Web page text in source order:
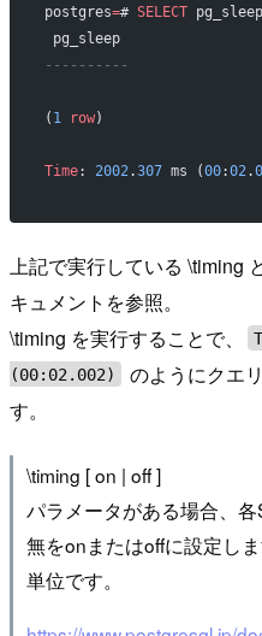
postgres=# SELECT
pg_sleep
----------
( 1 row)
Time: 2002.307 ms (00:02.
上記で実行している \timing
キュメントを参照。
\timing を実行することで、
(00:02.002)
のようにクエ
す。
\timing [ on | off ]
パラメータがある場合、
無をonまたはoffに設定し
単位です。